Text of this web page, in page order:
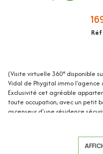
Réf
(Visite virtuelle 360° disponible
Vidal de Phygital immo
Exclusivité cet agréable
toute occupation, avec un petit
ascenseur d'une résidence
Une grande cave saine de
vélo/une trottinette électrique)